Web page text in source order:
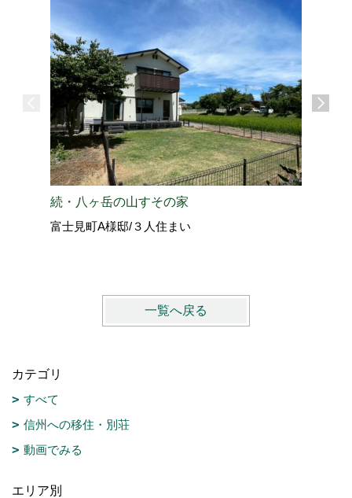
続・八ヶ岳の山すその家
富士見町A様邸/３人住まい
一覧へ戻る
カテゴリ
すべて
信州への移住・別荘
動画でみる
エリア別